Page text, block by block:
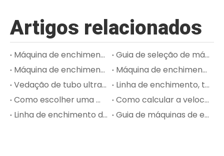
Artigos relacionados
Máquina de enchimento de tubo de pasta de dente: como manusear pasta de alta viscosidade e vedação estável
Guia de seleção de máquinas de envase de creme para produtos cosméticos de alta viscosidade
Máquina de enchimento de rímel e brilho labial: processo de enchimento, tamponamento e tamponamento
Máquina de enchimento de tubos de pomada: higiene, precisão de dosagem e qualidade de vedação para embalagens farmacêuticas
Vedação de tubo ultrassônico versus ar quente para tubos plásticos e laminados
Linha de enchimento, tampagem e rotulagem de perfumes: o que os compradores devem saber
Como escolher uma máquina de envase de loções para produção de cuidados com a pele
Como calcular a velocidade de enchimento e a capacidade de produção para sua linha de embalagem
Linha de enchimento de perfume para instalações de enchimento de OEM e contrato
Guia de máquinas de envase de cosméticos para loções, cremes, soros e perfumes